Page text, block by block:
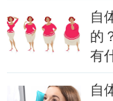
自
的
有
自